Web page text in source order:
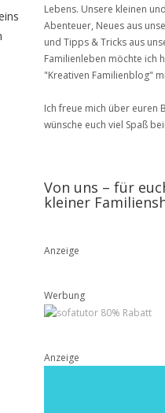
Lebens. Unsere kleinen
Abenteuer, Neues aus
und Tipps & Tricks aus
Familienleben möchte ich
"Kreativen Familienblog"
Ich freue mich über euren
wünsche euch viel Spaß
Von uns – für
kleiner
Anzeige
Werbung
Anzeige